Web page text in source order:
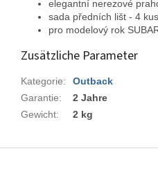
elegantní nerezové
sada předních lišt - 4
pro modelový rok
Zusätzliche Parameter
Kategorie:
Outback
Garantie:
2 Jahre
Gewicht: 2 kg
F